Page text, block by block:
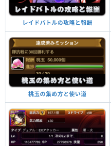
レイドバトルの攻略と報酬
桃玉の集め方と使い道